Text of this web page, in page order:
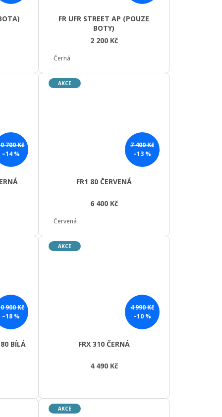
FR UFR STREET AP (POUZE
BOTY)
2 200 Kč
Černá
700 Kč
–14 %
7 400 Kč
–13 %
AKCE
FR1 80 ČERVENÁ
6 400 Kč
Červená
900 Kč
–18 %
BÍLÁ
4 990 Kč
–10 %
AKCE
FRX 310 ČERNÁ
4 490 Kč
AKCE